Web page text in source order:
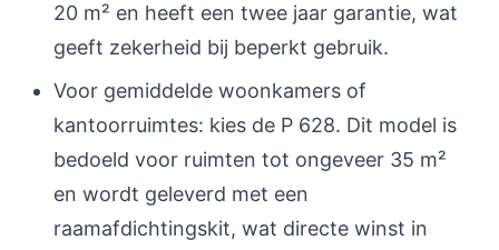
20 m² en heeft een twee jaar garantie, wat
geeft zekerheid bij beperkt gebruik.
Voor gemiddelde woonkamers of
kantoorruimtes: kies de P 628. Dit model is
bedoeld voor ruimten tot ongeveer 35 m²
en wordt geleverd met een
raamafdichtingskit, wat directe winst in